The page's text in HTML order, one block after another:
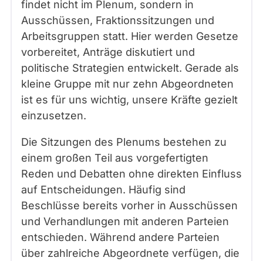
findet nicht im Plenum, sondern in
Ausschüssen, Fraktionssitzungen und
Arbeitsgruppen statt. Hier werden Gesetze
vorbereitet, Anträge diskutiert und
politische Strategien entwickelt. Gerade als
kleine Gruppe mit nur zehn Abgeordneten
ist es für uns wichtig, unsere Kräfte gezielt
einzusetzen.
Die Sitzungen des Plenums bestehen zu
einem großen Teil aus vorgefertigten
Reden und Debatten ohne direkten Einfluss
auf Entscheidungen. Häufig sind
Beschlüsse bereits vorher in Ausschüssen
und Verhandlungen mit anderen Parteien
entschieden. Während andere Parteien
über zahlreiche Abgeordnete verfügen, die